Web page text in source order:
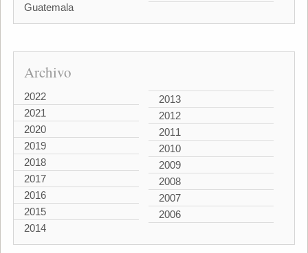
Guatemala
Archivo
2022
2021
2020
2019
2018
2017
2016
2015
2014
2013
2012
2011
2010
2009
2008
2007
2006